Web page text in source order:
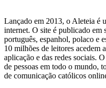
Lançado em 2013, o Aleteia é
internet. O site é publicado em
português, espanhol, polaco e
10 milhões de leitores acedem
aplicação e das redes sociais.
de pessoas em todo o mundo,
de comunicação católicos